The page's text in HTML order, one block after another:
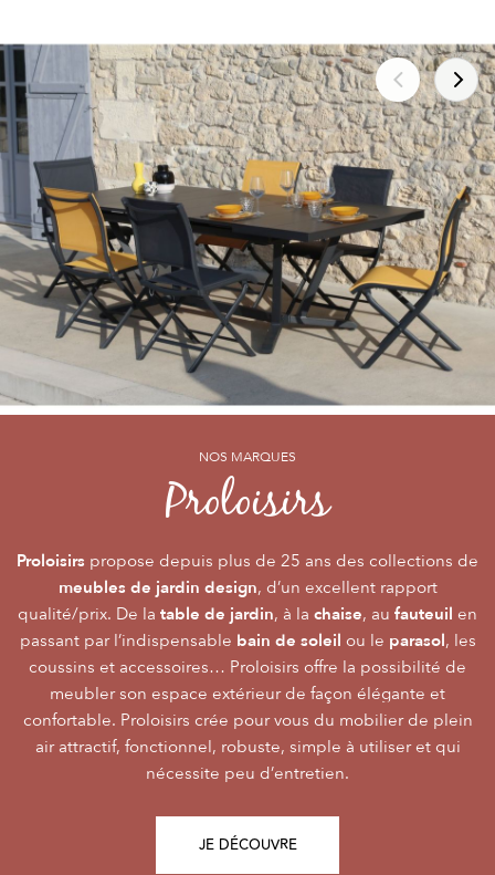
NOS MARQUES
Proloisirs
Proloisirs propose depuis plus de 25 ans des collections de
meubles de jardin design, d’un excellent rapport
qualité/prix. De la table de jardin, à la chaise, au fauteuil en
passant par l’indispensable bain de soleil ou le parasol, les
coussins et accessoires… Proloisirs offre la possibilité de
meubler son espace extérieur de façon élégante et
confortable. Proloisirs crée pour vous du mobilier de plein
air attractif, fonctionnel, robuste, simple à utiliser et qui
nécessite peu d’entretien.
JE DÉCOUVRE
NOS MARQUES
Océoby PROLOISIRS
Océocrée dumobilier Premium, pour vivre l’extérieur avec
raffinement et participer de façon inoubliable aux grandes
émotions de la vie. Le mobilier Océo, de par la qualité de
ses différents matériaux et de sa fabrication, se joue des
frontières d’usage. Voir sonextérieurcomme une pièce à
part entière nécessite du style et le soin des détails.
L’illustration Océo passe par la qualité desplateaux
Trespa® qui équipent en exclusivité de nombreusestables
de jardinpour un plaisir d’usage durable.
JE DÉCOUVRE
NOS MARQUES
Alizéby PROLOISIRS
Alizéest LA marque du mobilier de jardin contemporain
dont la conception et l’accessibilité du prixfont qu’elle
s’adresse au plus grand nombre.
Le mobilier d’extérieur Alizé apporte un souffle bien
agréable empreint de style, fonctionnalité, facilité
d’utilisation, prix, pour des instantsRepas, Salon,Détente
Alizé est créée pour bien vivre dehors, dans la joie, la
modernité, la simplicité, le plaisir d’être ensemble !
JE DÉCOUVRE